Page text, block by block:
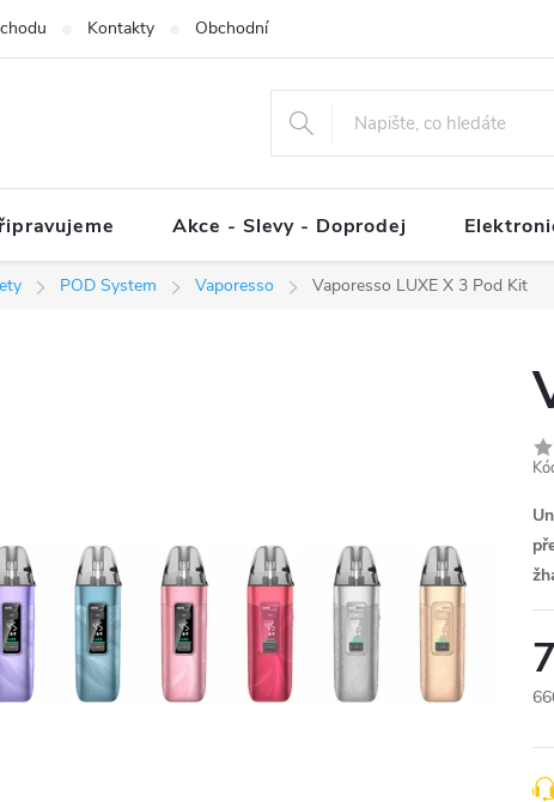
Kontakty Obchodní podmínky
Akce - Slevy - Doprodej
POD System Vaporesso Vaporesso LUXE X 3 Pod Kit